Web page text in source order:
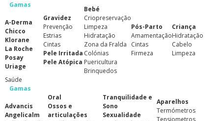
Gamas
A-Derma
Chicco
Klorane
La Roche
Posay
Uriage
Gravidez
Prevenção
Estrias
Cintas
Pele Irritada
Pele Atópica
Bebé
Criopreservação
Limpeza
Hidratação
Zona da Fralda
Colónias
Puericultura
Brinquedos
Pós-Parto
Amamentação
Cintas
Firmeza
Criança
Hidratação
Cabelo
Limpeza
Saúde
Gamas
Advancis
Angelicalm
Oral
Ossos e
articulações
Tranquilidade e
Sono
Sexualidade
Aparelhos
Termómetros
Tensiometros